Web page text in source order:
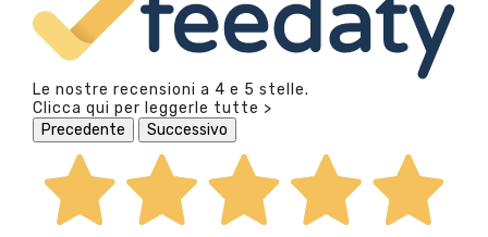
Le nostre recensioni a 4 e 5 stelle.
Clicca qui per leggerle tutte >
Precedente
Successivo